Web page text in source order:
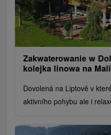
Zakwaterowanie w
kolejka linowa na
Dovolená na Liptově v
aktivního pohybu ale i